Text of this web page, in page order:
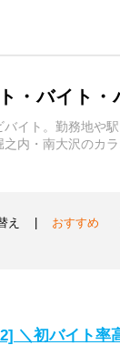
・バイト・
イト。勤務地や
内・南大沢のカ
え おすすめ
＼初バイト率